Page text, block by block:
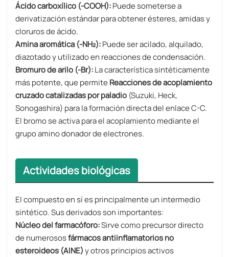
Ácido carboxílico (-COOH):Puede someterse a
derivatización estándar para obtener ésteres, amidas y
cloruros de ácido.
Amina aromática (-NH₂):Puede ser acilado, alquilado,
diazotado y utilizado en reacciones de condensación.
Bromuro de arilo (-Br):La característica sintéticamente
más potente, que permite Reacciones de acoplamiento
cruzado catalizadas por paladio (Suzuki, Heck,
Sonogashira) para la formación directa del enlace C-C.
El bromo se activa para el acoplamiento mediante el
grupo amino donador de electrones.
Actividades biológicas
El compuesto en sí es principalmente un intermedio
sintético. Sus derivados son importantes:
Núcleo del farmacóforo:Sirve como precursor directo
de numerososfármacos antiinflamatorios no
esteroideos (AINE)y otros principios activos